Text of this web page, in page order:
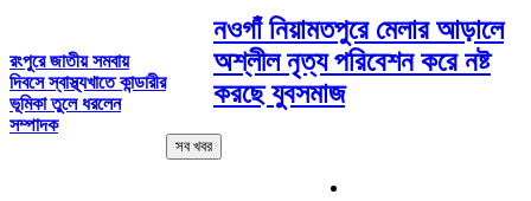
রংপুরে জাতীয় সমবায়
দিবসে স্বাস্থ্যখাতে কান্ডারীর
ভূমিকা তুলে ধরলেন
সম্পাদক
নওগাঁ নিয়ামতপুরে মেলার আড়ালে
অশ্লীল নৃত্য পরিবেশন করে নষ্ট
করছে যুবসমাজ
সব খবর